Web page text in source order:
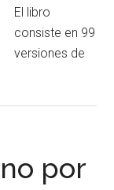
El libro
consiste en 99
versiones de
por